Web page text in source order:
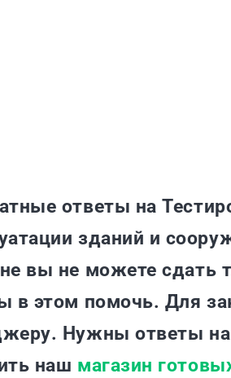
ответы на
зданий и
вы не можете сдать
в этом помочь. Для
Нужны ответы
наш магазин